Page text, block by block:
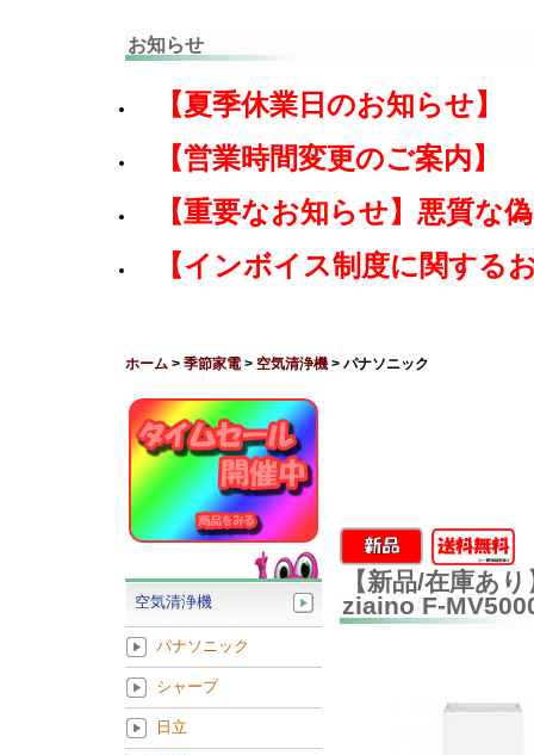
お知らせ
【夏季休業日のお知らせ】
【営業時間変更のご案内】
【重要なお知らせ】悪質な
【インボイス制度に関する
ホーム > 季節家電 > 空気清浄機 > パナソニック
【新品/在庫あ
ziaino F-
空気清浄機
パナソニック
シャープ
日立